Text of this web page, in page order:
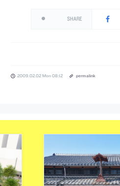
SHARE
2009.02.02 Mon 08:12 permalink